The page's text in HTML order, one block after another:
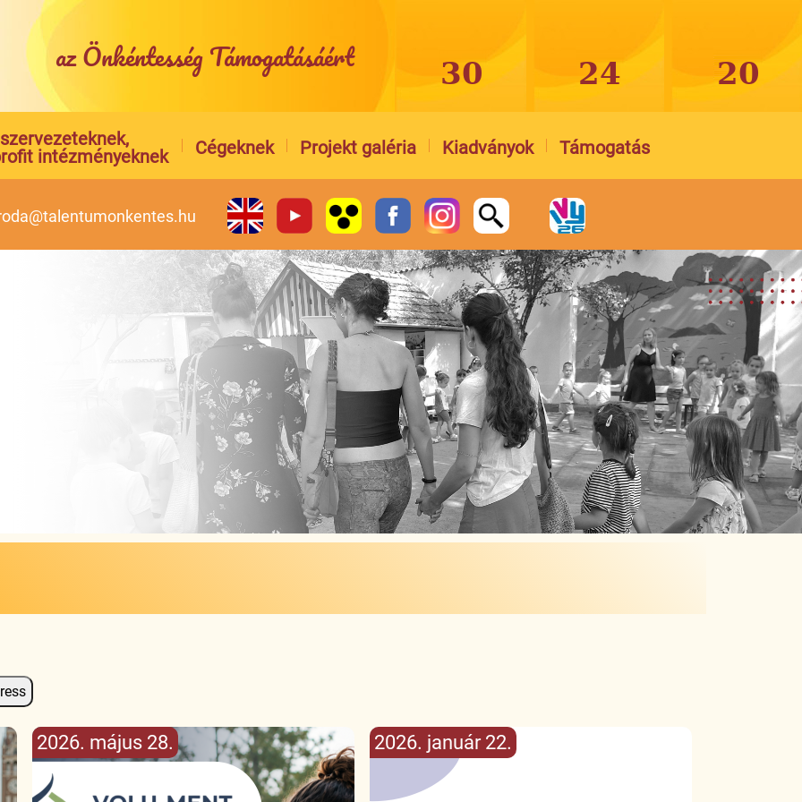
az Önkéntesség Támogatásáért
intézményeknek
Cégeknek Projekt galéria Kiadványok Támogatás
2026. május 28. 2026. január 22.